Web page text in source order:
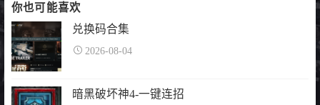
你也可能喜欢
兑换码合集
2026-08-04
暗黑破坏神4-一键连招